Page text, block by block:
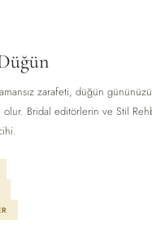
zarafeti, düğün
olur. Bridal editörlerin ve Stil